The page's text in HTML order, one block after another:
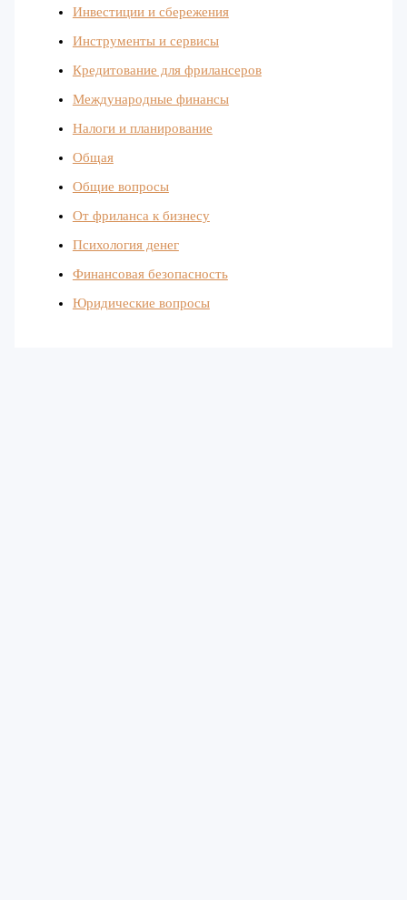
Инвестиции и сбережения
Инструменты и сервисы
Кредитование для фрилансеров
Международные финансы
Налоги и планирование
Общая
Общие вопросы
От фриланса к бизнесу
Психология денег
Финансовая безопасность
Юридические вопросы